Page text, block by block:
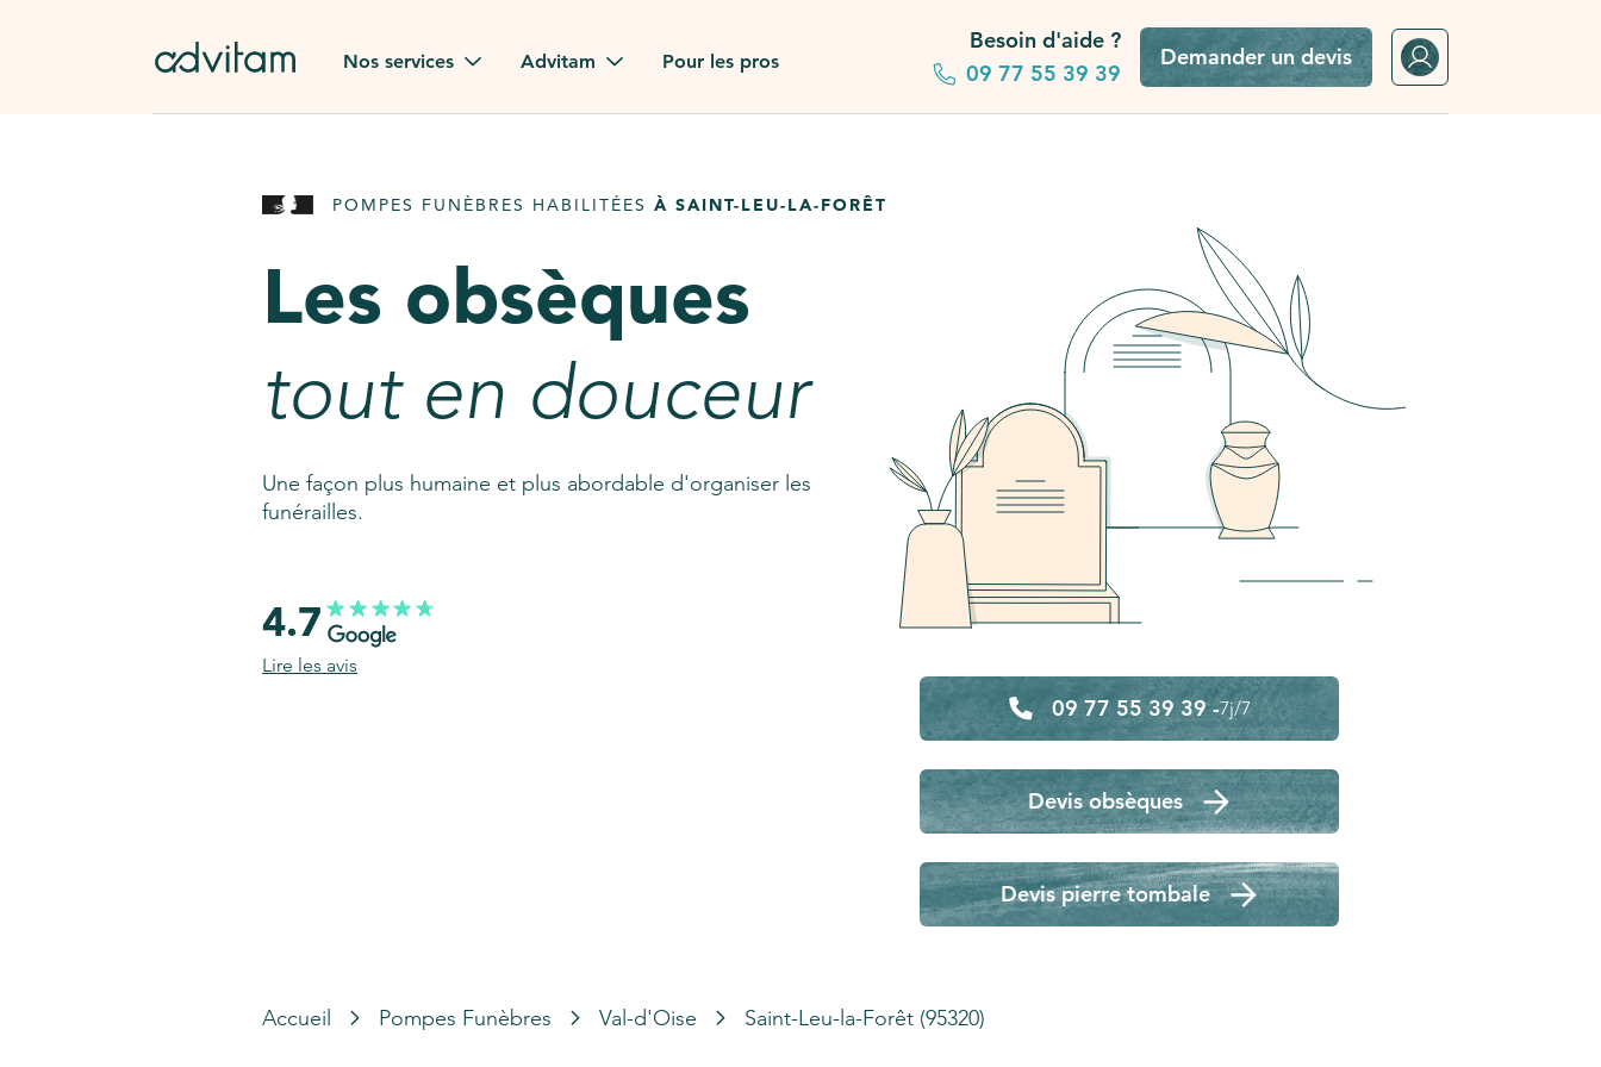
Nos services
Rapatriement à
Pierre tombale
AssistGPT
Nos services en plus
Advitam
Advitam dans la presse
Consultez notre FAQ
Pour les pros
Besoin d'aide ?
09 77 55 39 39
Demander un devis
POMPES FUNÈBRES HABILITÉES À SAINT-LEU-LA-FORÊT
Les obsèques
tout en douceur
Une façon plus humaine et plus abordable d'organiser les
funérailles.
09 77 55 39 39 -7j/7
Devis obsèques
Devis pierre tombale
4.7
Lire les avis
Accueil Pompes Funèbres Val-d'Oise Saint-Leu-la-Forêt (95320)